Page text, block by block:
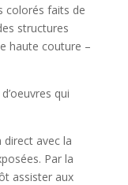
colorés faits de
structures
haute couture –
qui
avec la
Par la
assister aux